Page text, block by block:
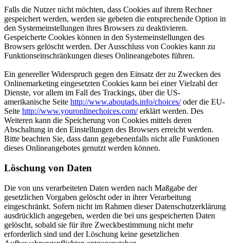
Falls die Nutzer nicht möchten, dass Cookies auf ihrem Rechner
gespeichert werden, werden sie gebeten die entsprechende Option in
den Systemeinstellungen ihres Browsers zu deaktivieren.
Gespeicherte Cookies können in den Systemeinstellungen des
Browsers gelöscht werden. Der Ausschluss von Cookies kann zu
Funktionseinschränkungen dieses Onlineangebotes führen.
Ein genereller Widerspruch gegen den Einsatz der zu Zwecken des
Onlinemarketing eingesetzten Cookies kann bei einer Vielzahl der
Dienste, vor allem im Fall des Trackings, über die US-
amerikanische Seite http://www.aboutads.info/choices/oder die EU-
Seite http://www.youronlinechoices.com/erklärt werden. Des
Weiteren kann die Speicherung von Cookies mittels deren
Abschaltung in den Einstellungen des Browsers erreicht werden.
Bitte beachten Sie, dass dann gegebenenfalls nicht alle Funktionen
dieses Onlineangebotes genutzt werden können.
Löschung von Daten
Die von uns verarbeiteten Daten werden nach Maßgabe der
gesetzlichen Vorgaben gelöscht oder in ihrer Verarbeitung
eingeschränkt. Sofern nicht im Rahmen dieser Datenschutzerklärung
ausdrücklich angegeben, werden die bei uns gespeicherten Daten
gelöscht, sobald sie für ihre Zweckbestimmung nicht mehr
erforderlich sind und der Löschung keine gesetzlichen